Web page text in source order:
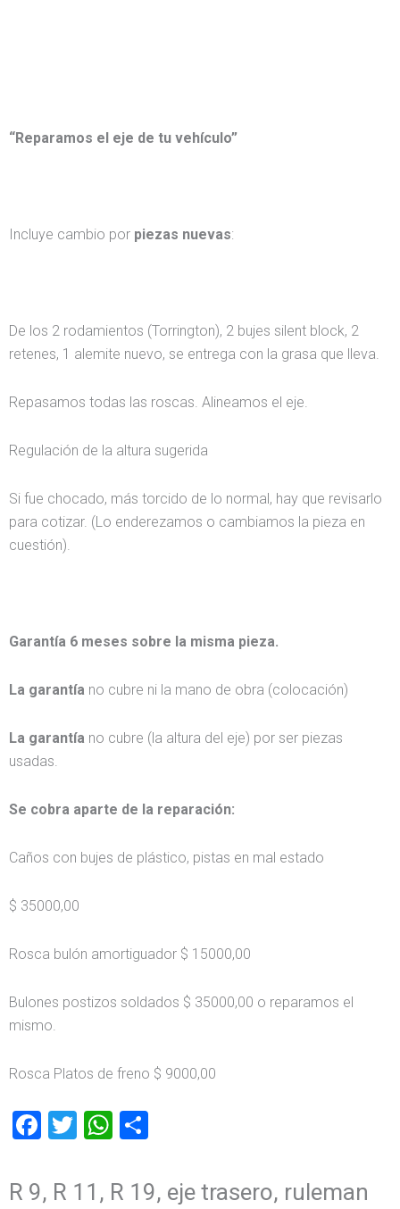
“Reparamos el eje de tu vehículo”
Incluye cambio por piezas nuevas:
De los 2 rodamientos (Torrington), 2 bujes silent block, 2
retenes, 1 alemite nuevo, se entrega con la grasa que lleva.
Repasamos todas las roscas. Alineamos el eje.
Regulación de la altura sugerida
Si fue chocado, más torcido de lo normal, hay que revisarlo
para cotizar. (Lo enderezamos o cambiamos la pieza en
cuestión).
Garantía 6 meses sobre la misma pieza.
La garantía no cubre ni la mano de obra (colocación)
La garantía no cubre (la altura del eje) por ser piezas
usadas.
Se cobra aparte de la reparación:
Caños con bujes de plástico, pistas en mal estado
$ 35000,00
Rosca bulón amortiguador $ 15000,00
Bulones postizos soldados $ 35000,00 o reparamos el
mismo.
Rosca Platos de freno $ 9000,00
Facebook
TwitterWhatsApp
R 9, R 11, R 19, eje trasero, ruleman